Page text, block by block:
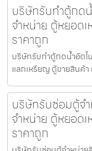
บริษัทรับทำตู้กด
จำหน่าย ตู้หยอด
ราคาถูก
บริษัทรับทำตู้กดน้ำ​อัตโ
แลกเหรียญ ตู้ขายสินค้
บริษัทรับซ่อมตู้จ
จำหน่าย ตู้หยอด
ราคาถูก